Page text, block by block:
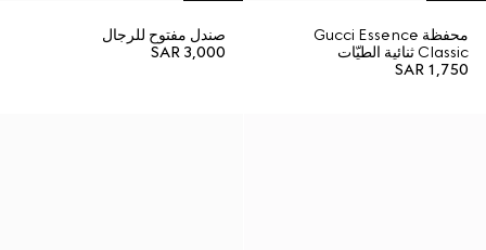
محفظة Gucci Essence
Classic ثنائية الطيّات
SAR 1,750
صندل مفتوح للرجال
SAR 3,000